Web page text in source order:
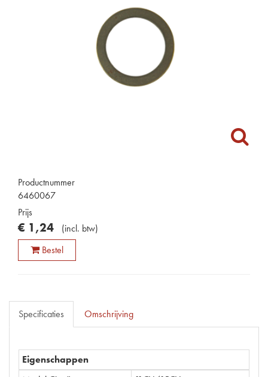
Productnummer
6460067
Prijs
€ 1,24 (incl. btw)
Bestel
Specificaties Omschrijving
Eigenschappen